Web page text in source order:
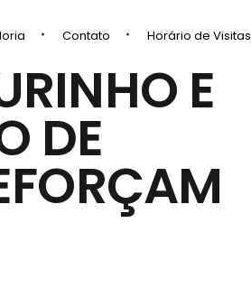
Contato
Horário de Visitas
E
DE